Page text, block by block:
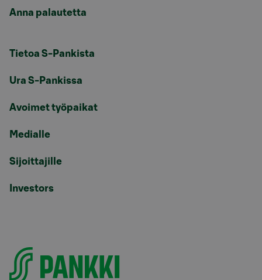
Anna palautetta
Tietoa S-Pankista
Ura S-Pankissa
Avoimet työpaikat
Medialle
Sijoittajille
Investors